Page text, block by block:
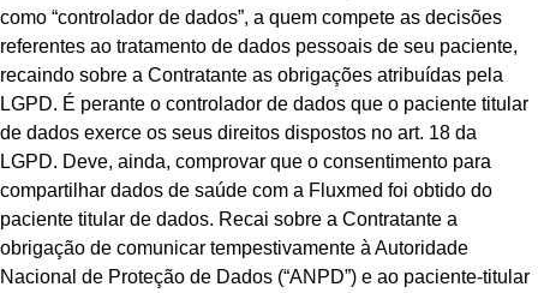
como “controlador de dados”, a quem compete as decisões
referentes ao tratamento de dados pessoais de seu paciente,
recaindo sobre a Contratante as obrigações atribuídas pela
LGPD. É perante o controlador de dados que o paciente titular
de dados exerce os seus direitos dispostos no art. 18 da
LGPD. Deve, ainda, comprovar que o consentimento para
compartilhar dados de saúde com a Fluxmed foi obtido do
paciente titular de dados. Recai sobre a Contratante a
obrigação de comunicar tempestivamente à Autoridade
Nacional de Proteção de Dados (“ANPD”) e ao paciente-titular